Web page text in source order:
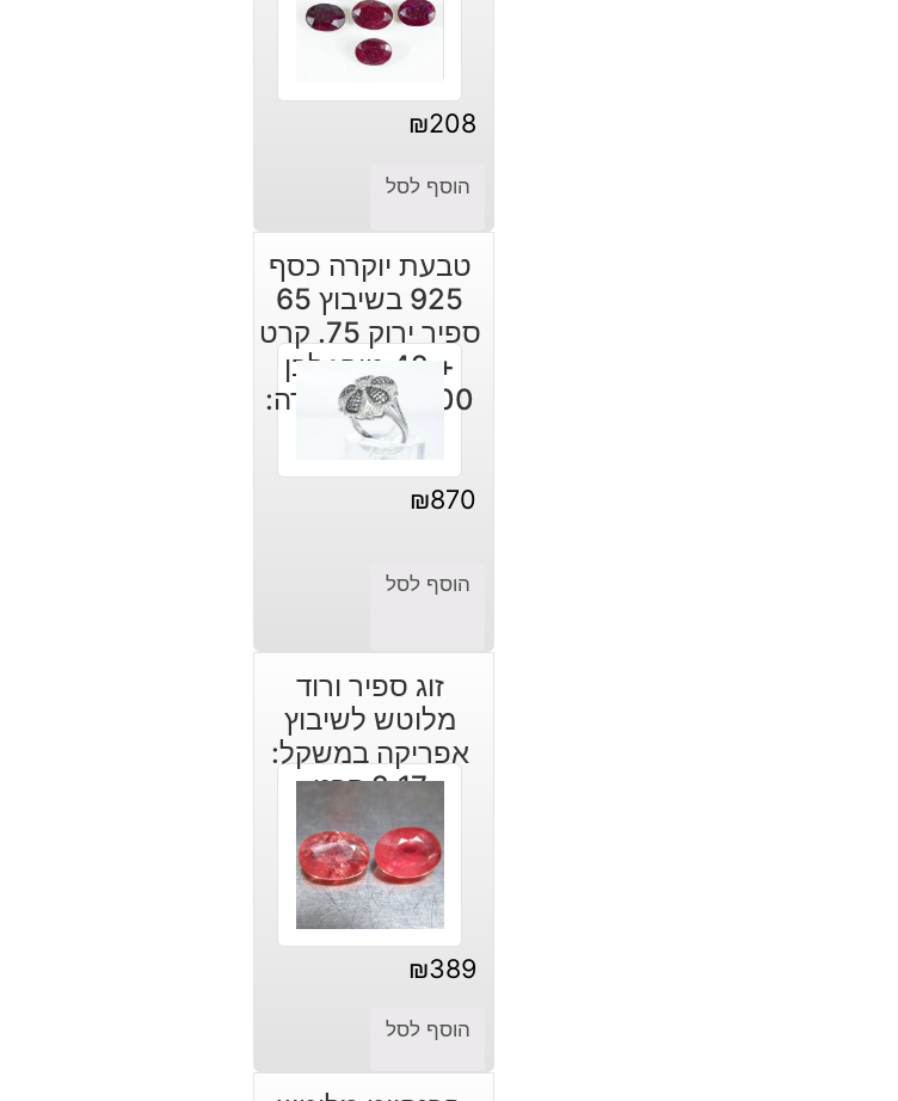
₪208
הוסף לסל
טבעת יוקרה כסף
925 בשיבוץ 65
ספיר ירוק 75. קרט
+ 42 טופז לבן
1.00 קרט במידה:
8.5
₪870
הוסף לסל
זוג ספיר ורוד
מלוטש לשיבוץ
אפריקה במשקל:
2.17 קרט
₪389
הוסף לסל